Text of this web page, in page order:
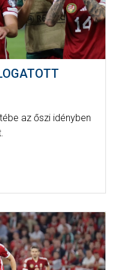
az őszi idényben